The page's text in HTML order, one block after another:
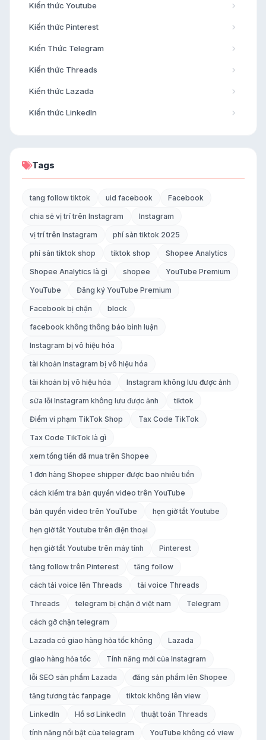
Kiến thức Youtube
Kiến thức Pinterest
Kiến Thức Telegram
Kiến thức Threads
Kiến thức Lazada
Kiến thức LinkedIn
Tags
tang follow tiktok uid facebook Facebook
chia sẻ vị trí trên Instagram Instagram
vị trí trên Instagram phí sàn tiktok 2025
phí sàn tiktok shop tiktok shop Shopee Analytics
Shopee Analytics là gì shopee YouTube Premium
YouTube Đăng ký YouTube Premium
Facebook bị chặn block
facebook không thông báo bình luận
Instagram bị vô hiệu hóa
tài khoản Instagram bị vô hiệu hóa
tài khoản bị vô hiệu hóa Instagram không lưu được ảnh
sửa lỗi Instagram không lưu được ảnh tiktok
Điểm vi phạm TikTok Shop Tax Code TikTok
Tax Code TikTok là gì
xem tổng tiền đã mua trên Shopee
1 đơn hàng Shopee shipper được bao nhiêu tiền
cách kiểm tra bản quyền video trên YouTube
bản quyền video trên YouTube hẹn giờ tắt Youtube
hẹn giờ tắt Youtube trên điện thoại
hẹn giờ tắt Youtube trên máy tính Pinterest
tăng follow trên Pinterest tăng follow
cách tải voice lên Threads tải voice Threads
Threads telegram bị chặn ở việt nam Telegram
cách gỡ chặn telegram
Lazada có giao hàng hỏa tốc không Lazada
giao hàng hỏa tốc Tính năng mới của Instagram
lỗi SEO sản phẩm Lazada đăng sản phẩm lên Shopee
tăng tương tác fanpage tiktok không lên view
LinkedIn Hồ sơ LinkedIn thuật toán Threads
tính năng nổi bật của telegram YouTube không có view